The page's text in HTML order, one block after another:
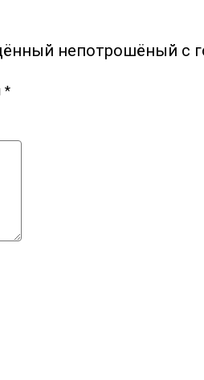
непотрошёный с
*